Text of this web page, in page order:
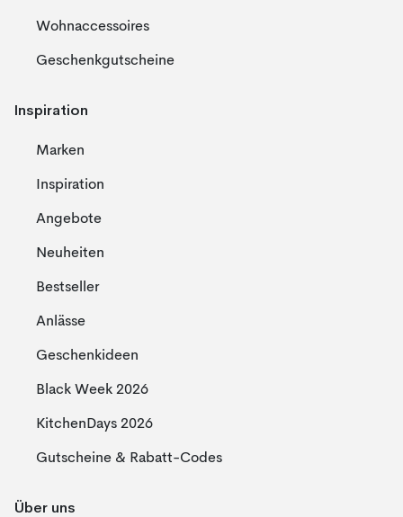
Wohnaccessoires
Geschenkgutscheine
Inspiration
Marken
Inspiration
Angebote
Neuheiten
Bestseller
Anlässe
Geschenkideen
Black Week 2026
KitchenDays 2026
Gutscheine & Rabatt-Codes
Über uns